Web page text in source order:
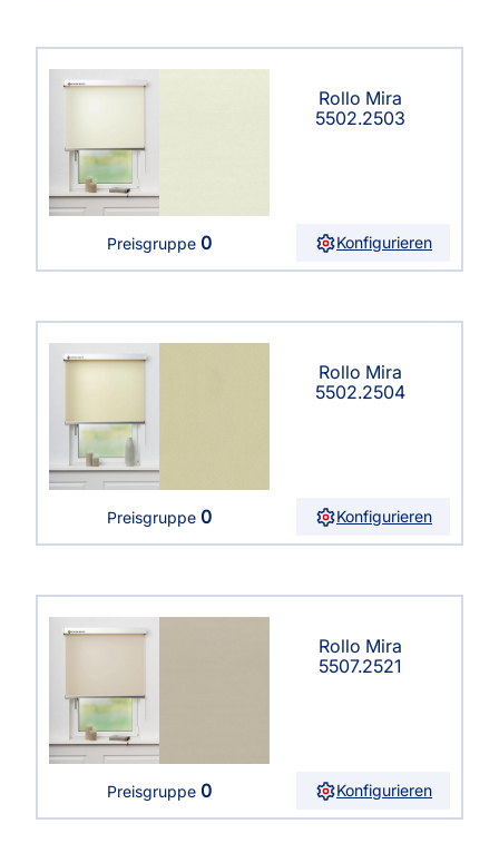
Rollo Mira
5502.2503
Preisgruppe 0 Konfigurieren
Rollo Mira
5502.2504
Preisgruppe 0 Konfigurieren
Rollo Mira
5507.2521
Preisgruppe 0 Konfigurieren